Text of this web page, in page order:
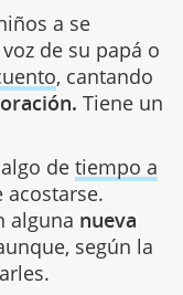
a se
de su papá o
, cantando
Tiene un
de tiempo a
acostarse.
alguna nueva
según la